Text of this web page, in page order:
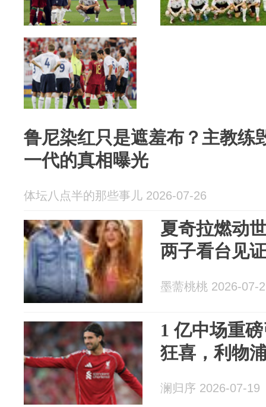
鲁尼染红只是遮羞布？主教练
一代的真相曝光
体坛八点半的那些事儿 2026-07-26
夏奇拉燃动
两子看台见
墨薷桃桃 2026-07-
1 亿中场重
狂喜，利物
澜归序 2026-07-19